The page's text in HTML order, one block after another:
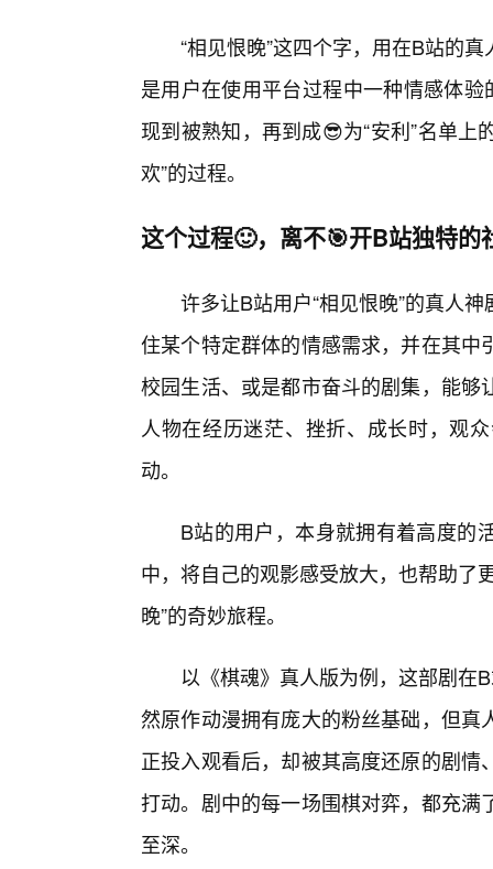
“相见恨晚”这四个字，用在B站的
是用户在使用平台过程中一种情感体
现到被熟知，再到成😎为“安利”名单上
欢”的过程。
这个过程🙂，离不🎯开B站独特的
许多让B站用户“相见恨晚”的真人
住某个特定群体的情感需求，并在其
校园生活、或是都市奋斗的剧集，能
人物在经历迷茫、挫折、成长时，观
动。
B站的用户，本身就拥有着高度的
中，将自己的观影感受放大，也帮助了
晚”的奇妙旅程。
以《棋魂》真人版为例，这部剧在
然原作动漫拥有庞大的粉丝基础，但
正投入观看后，却被其高度还原的剧
打动。剧中的每一场围棋对弈，都充
至深。